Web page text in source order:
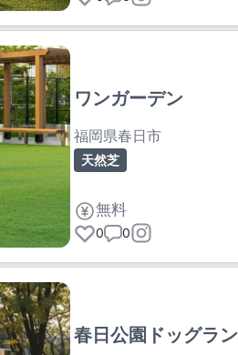
ワンガーデン
福岡県春日市
天然芝
無料
0 0
春日公園ドッグラン